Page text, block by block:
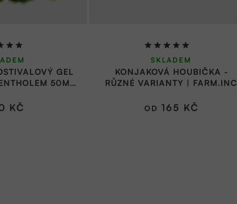
GEL
50ML
KČ
KONJAKOVÁ HOUBIČKA -
RŮZNÉ VARIANTY | FARM.INC
Průměrné
hodnocení
produktu
5,0
SKLADEM
OD 165 KČ